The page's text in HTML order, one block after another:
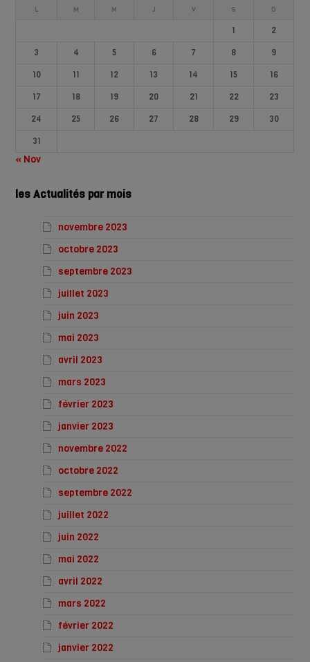
L M M J V S D
1
2
3
4 5 6 7 8
9
10
11 12 13 14 15
16
17
18 19 20 21 22
23
24
25 26 27 28 29
30
31
« Nov
les Actualités par mois
novembre 2023
octobre 2023
septembre 2023
juillet 2023
juin 2023
mai 2023
avril 2023
mars 2023
février 2023
janvier 2023
novembre 2022
octobre 2022
septembre 2022
juillet 2022
juin 2022
mai 2022
avril 2022
mars 2022
février 2022
janvier 2022